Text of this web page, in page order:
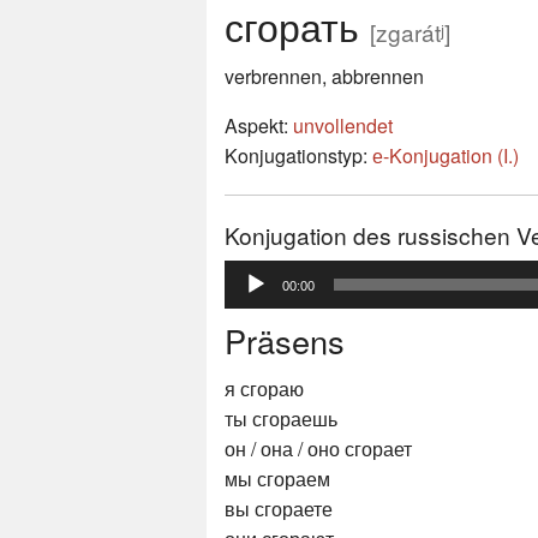
сгорать [zgarátʲ]
verbrennen, abbrennen
Aspekt: unvollendet
Konjugationstyp: е-Konjugation (I.)
Konjugation des russischen
Audio-
Player
00:00
Präsens
я сгораю
ты сгораешь
он / она / оно сгорает
мы сгораем
вы сгораете